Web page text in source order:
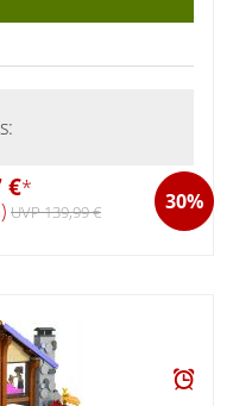
€* 30%
UVP 139,99 €